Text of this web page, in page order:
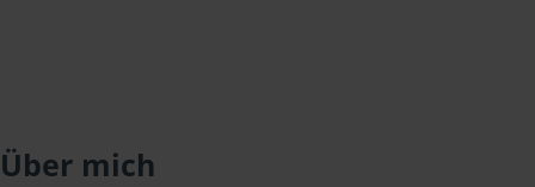
Über mich